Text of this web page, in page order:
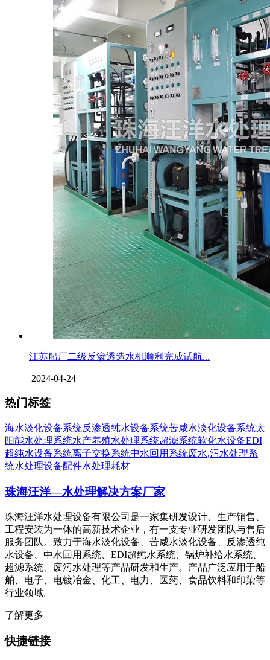
江苏船厂二级反渗透造水机顺利完成试航...
2024-04-24
热门标签
海水淡化设备系统反渗透纯水设备系统苦咸水淡化设备系统太
阳能水处理系统水产养殖水处理系统超滤系统软化水设备EDI
超纯水设备系统离子交换系统中水回用系统废水,污水处理系
统水处理设备配件水处理耗材
珠海汪洋—水处理解决方案厂家
珠海汪洋水处理设备有限公司是一家集研发设计、生产销售、
工程安装为一体的高新技术企业，有一支专业研发团队与售后
服务团队。致力于海水淡化设备、苦咸水淡化设备、反渗透纯
水设备、中水回用系统、EDI超纯水系统、锅炉补给水系统、
超滤系统、废污水处理等产品研发和生产。产品广泛应用于船
舶、电子、电镀冶金、化工、电力、医药、食品饮料和印染等
行业领域。
了解更多
快捷链接